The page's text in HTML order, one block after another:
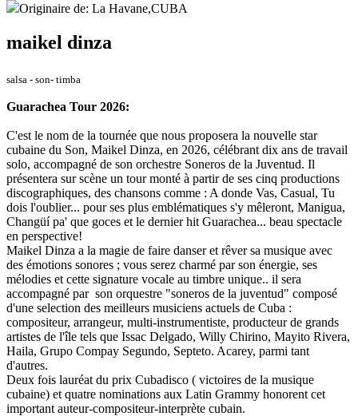
Originaire de: La Havane,CUBA
maikel dinza
salsa - son- timba
Guarachea Tour 2026:
C'est le nom de la tournée que nous proposera la nouvelle star
cubaine du Son, Maikel Dinza, en 2026, célébrant dix ans de travail
solo, accompagné de son orchestre Soneros de la Juventud. Il
présentera sur scène un tour monté à partir de ses cinq productions
discographiques, des chansons comme : A donde Vas, Casual, Tu
dois l'oublier... pour ses plus emblématiques s'y mêleront, Manigua,
Changüí pa' que goces et le dernier hit Guarachea... beau spectacle
en perspective!
Maikel Dinza a la magie de faire danser et rêver sa musique avec
des émotions sonores ; vous serez charmé par son énergie, ses
mélodies et cette signature vocale au timbre unique.. il sera
accompagné par son orquestre "soneros de la juventud" composé
d'une selection des meilleurs musiciens actuels de Cuba :
compositeur, arrangeur, multi-instrumentiste, producteur de grands
artistes de l'île tels que Issac Delgado, Willy Chirino, Mayito Rivera,
Haila, Grupo Compay Segundo, Septeto. Acarey, parmi tant
d'autres.
Deux fois lauréat du prix Cubadisco ( victoires de la musique
cubaine) et quatre nominations aux Latin Grammy honorent cet
important auteur-compositeur-interprète cubain.